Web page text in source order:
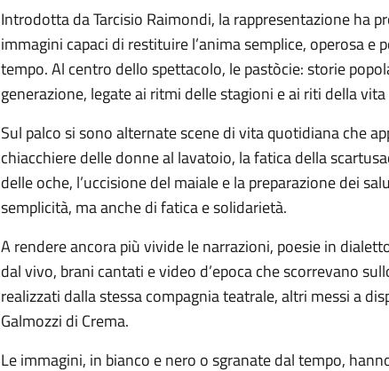
Introdotta da Tarcisio Raimondi, la rappresentazione ha
immagini capaci di restituire l’anima semplice, operosa e
tempo. Al centro dello spettacolo, le pastòcie: storie
generazione, legate ai ritmi delle stagioni e ai riti della
Sul palco si sono alternate scene di vita quotidiana che
chiacchiere delle donne al lavatoio, la fatica della
delle oche, l’uccisione del maiale e la preparazione dei
semplicità, ma anche di fatica e solidarietà.
A rendere ancora più vivide le narrazioni, poesie in
dal vivo, brani cantati e video d’epoca che scorrevano
realizzati dalla stessa compagnia teatrale, altri messi a
Galmozzi di Crema.
Le immagini, in bianco e nero o sgranate dal tempo,